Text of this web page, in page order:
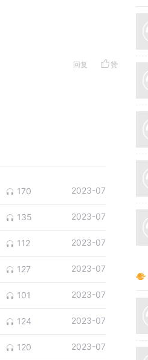
回复 赞
170 2023-07
135 2023-07
112 2023-07
127 2023-07
101 2023-07
124 2023-07
120 2023-07